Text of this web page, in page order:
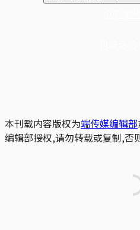
本刊载内容版权为端传媒编辑部
编辑部授权,请勿转载或复制,否